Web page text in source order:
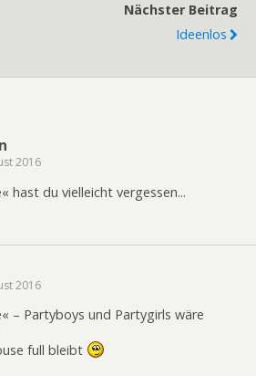
Nächster Beitrag
Ideenlos
2016
hast du vielleicht vergessen...
2016
– Partyboys und Partygirls wäre
full bleibt